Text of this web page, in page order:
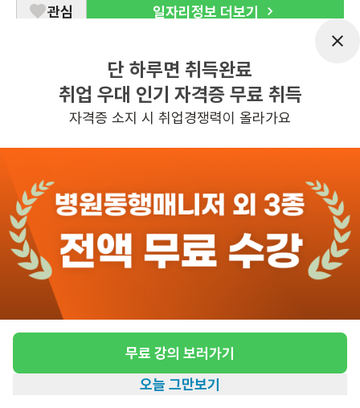
관심 일자리정보 더보기
도보 17분 ~ 22분 예상
[가락우성아파트/1등급 여자어르신/주6일/오
급여
시급 10,320원
근무유형
방문요양
어르신정보
여성 · 1등급
근무요일
근무시간
~ 14:20 + 1시간 비급여 시간 (총 5시
간 근무)(시간 변경 어려움), 주 6일 근무
단 하루면 취득완료
취업 우대 인기 자격증 무료 취득
자격증 소지 시 취업경쟁력이 올라가요
무료 강의 보러가기
오늘 그만보기